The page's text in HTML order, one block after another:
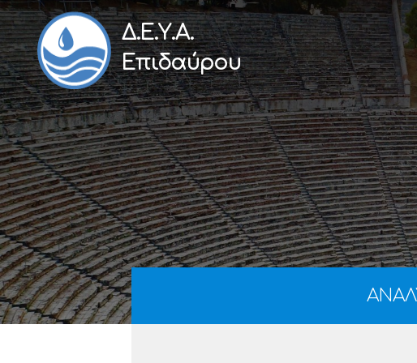
Δ.Ε.Υ.Α.
Επιδαύρου